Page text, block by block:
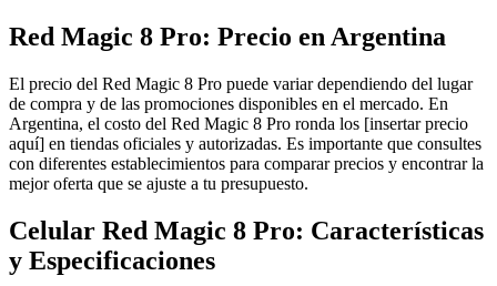
Red Magic 8 Pro: Precio en Argentina
El precio del Red Magic 8 Pro puede variar dependiendo del lugar
de compra y de las promociones disponibles en el mercado. En
Argentina, el costo del Red Magic 8 Pro ronda los [insertar precio
aquí] en tiendas oficiales y autorizadas. Es importante que consultes
con diferentes establecimientos para comparar precios y encontrar la
mejor oferta que se ajuste a tu presupuesto.
Celular Red Magic 8 Pro: Características
y Especificaciones